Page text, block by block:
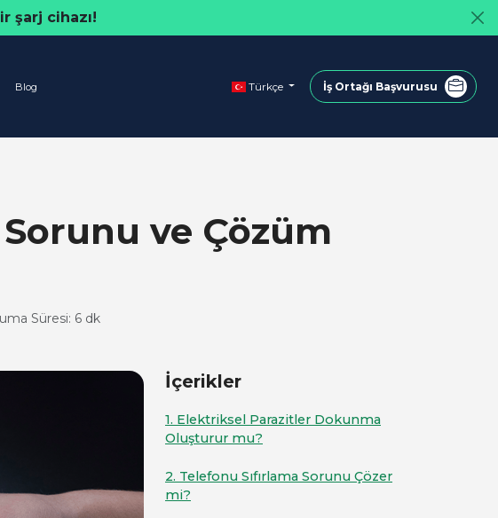
şarj cihazı!
Blog Türkçe İş Ortağı Başvurusu
ve Çözüm
Süresi: 6 dk
İçerikler
1. Elektriksel Parazitler Dokunma
Oluşturur mu?
2. Telefonu Sıfırlama Sorunu Çözer
mi?